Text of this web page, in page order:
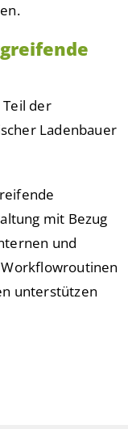
Teil der
Ladenbauer
mit Bezug
und
unterstützen